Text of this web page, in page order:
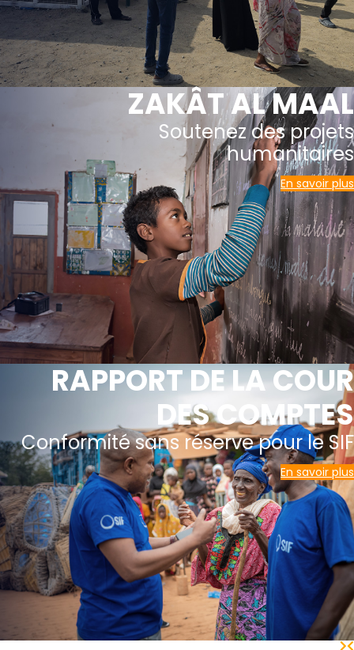
ZAKÂT AL MAAL
Soutenez des projets
humanitaires
En savoir plus
RAPPORT DE LA COUR
DES COMPTES
Conformité sans réserve pour le SIF
En savoir plus